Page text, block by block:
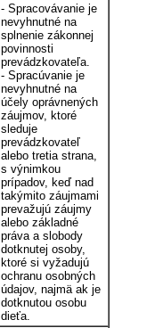
- Spracovávanie je
nevyhnutné na
splnenie zákonnej
povinnosti
prevádzkovateľa.
- Spracúvanie je
nevyhnutné na
účely oprávnených
záujmov, ktoré
sleduje
prevádzkovateľ
alebo tretia strana,
s výnimkou
prípadov, keď nad
takýmito záujmami
prevažujú záujmy
alebo základné
práva a slobody
dotknutej osoby,
ktoré si vyžadujú
ochranu osobných
údajov, najmä ak je
dotknutou osobu
dieťa.